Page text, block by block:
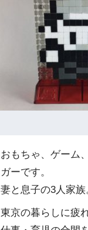
おもちゃ、ゲーム
ガーです。
妻と息子の3人家族
東京の暮らしに疲